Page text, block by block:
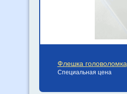
Флешка головоломка
Специальная цена